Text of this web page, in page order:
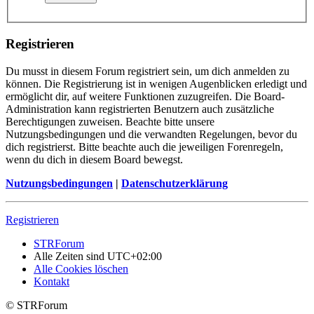
Registrieren
Du musst in diesem Forum registriert sein, um dich anmelden zu
können. Die Registrierung ist in wenigen Augenblicken erledigt und
ermöglicht dir, auf weitere Funktionen zuzugreifen. Die Board-
Administration kann registrierten Benutzern auch zusätzliche
Berechtigungen zuweisen. Beachte bitte unsere
Nutzungsbedingungen und die verwandten Regelungen, bevor du
dich registrierst. Bitte beachte auch die jeweiligen Forenregeln,
wenn du dich in diesem Board bewegst.
Nutzungsbedingungen | Datenschutzerklärung
Registrieren
STRForum
Alle Zeiten sind UTC+02:00
Alle Cookies löschen
Kontakt
© STRForum